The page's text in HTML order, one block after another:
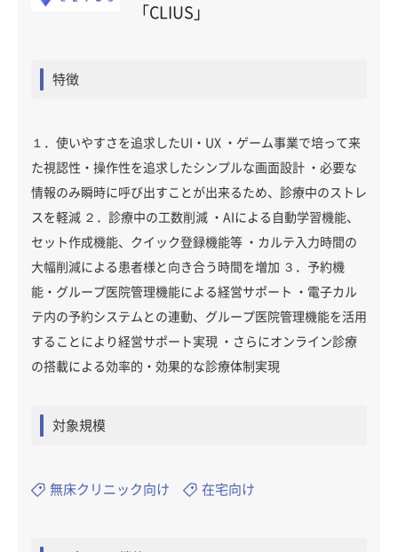
「CLIUS」
特徴
１．使いやすさを追求したUI・UX ・ゲーム事業で培って来
た視認性・操作性を追求したシンプルな画面設計 ・必要な
情報のみ瞬時に呼び出すことが出来るため、診療中のストレ
スを軽減 ２．診療中の工数削減 ・AIによる自動学習機能、
セット作成機能、クイック登録機能等 ・カルテ入力時間の
大幅削減による患者様と向き合う時間を増加 ３．予約機
能・グループ医院管理機能による経営サポート ・電子カル
テ内の予約システムとの連動、グループ医院管理機能を活用
することにより経営サポート実現 ・さらにオンライン診療
の搭載による効率的・効果的な診療体制実現
対象規模
無床クリニック向け 在宅向け